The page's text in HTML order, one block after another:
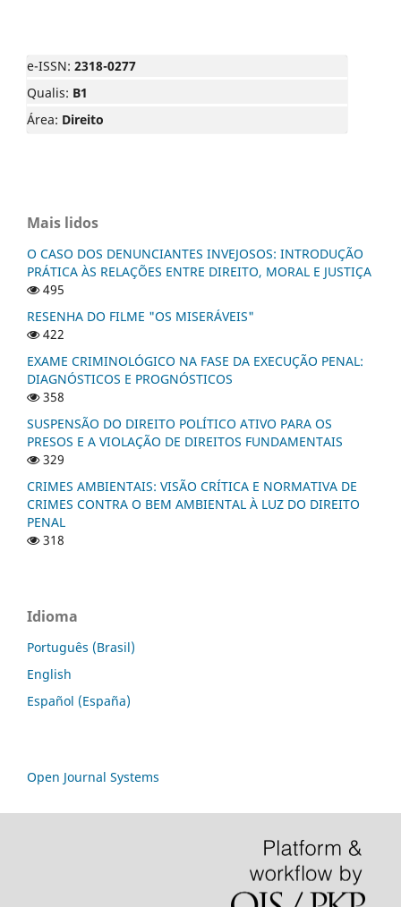
e-ISSN: 2318-0277
Qualis: B1
Área: Direito
Mais lidos
O CASO DOS DENUNCIANTES INVEJOSOS: INTRODUÇÃO
PRÁTICA ÀS RELAÇÕES ENTRE DIREITO, MORAL E JUSTIÇA
495
RESENHA DO FILME "OS MISERÁVEIS"
422
EXAME CRIMINOLÓGICO NA FASE DA EXECUÇÃO PENAL:
DIAGNÓSTICOS E PROGNÓSTICOS
358
SUSPENSÃO DO DIREITO POLÍTICO ATIVO PARA OS
PRESOS E A VIOLAÇÃO DE DIREITOS FUNDAMENTAIS
329
CRIMES AMBIENTAIS: VISÃO CRÍTICA E NORMATIVA DE
CRIMES CONTRA O BEM AMBIENTAL À LUZ DO DIREITO
PENAL
318
Idioma
Português (Brasil)
English
Español (España)
Open Journal Systems